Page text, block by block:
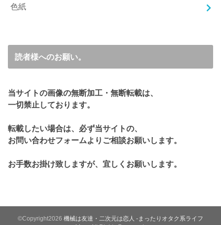
色紙
読者様へのお願い。
当サイトの画像の無断加工・無断転載は、
一切禁止しております。
転載したい場合は、必ず当サイトの、
お問い合わせフォームよりご相談お願いします。
お手数お掛け致しますが、宜しくお願いします。
©Copyright2026 機械は友達・二次元は恋人 -まったりオタク系ライフ